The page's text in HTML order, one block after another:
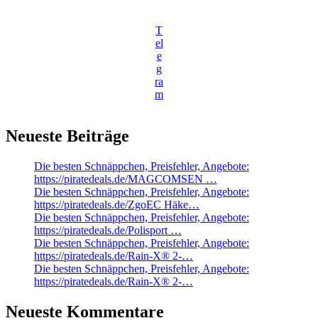
T
el
e
g
ra
m
Neueste Beiträge
Die besten Schnäppchen, Preisfehler, Angebote:
https://piratedeals.de/MAGCOMSEN …
Die besten Schnäppchen, Preisfehler, Angebote:
https://piratedeals.de/ZgoEC Häke…
Die besten Schnäppchen, Preisfehler, Angebote:
https://piratedeals.de/Polisport …
Die besten Schnäppchen, Preisfehler, Angebote:
https://piratedeals.de/Rain-X® 2-…
Die besten Schnäppchen, Preisfehler, Angebote:
https://piratedeals.de/Rain-X® 2-…
Neueste Kommentare